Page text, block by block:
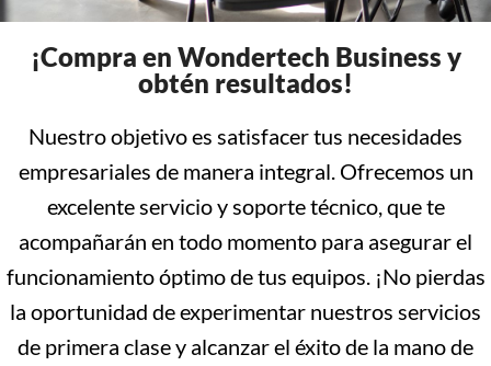
¡Compra en Wondertech Business y
obtén resultados!
Nuestro objetivo es satisfacer tus necesidades
empresariales de manera integral. Ofrecemos un
excelente servicio y soporte técnico, que te
acompañarán en todo momento para asegurar el
funcionamiento óptimo de tus equipos. ¡No pierdas
la oportunidad de experimentar nuestros servicios
de primera clase y alcanzar el éxito de la mano de